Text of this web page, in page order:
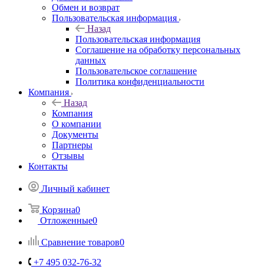
Обмен и возврат
Пользовательская информация
Назад
Пользовательская информация
Соглашение на обработку персональных
данных
Пользовательское соглашение
Политика конфиденциальности
Компания
Назад
Компания
О компании
Документы
Партнеры
Отзывы
Контакты
Личный кабинет
Корзина0
Отложенные0
Сравнение товаров0
+7 495 032-76-32